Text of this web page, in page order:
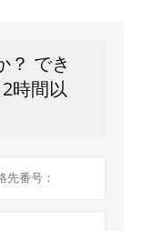
？ でき
時間以